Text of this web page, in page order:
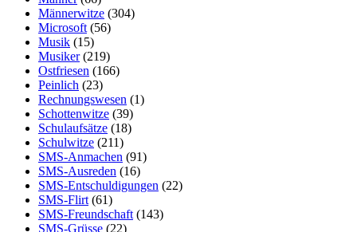
Männerwitze (304)
Microsoft (56)
Musik (15)
Musiker(219)
Ostfriesen (166)
Peinlich (23)
Rechnungswesen (1)
Schottenwitze (39)
Schulaufsätze (18)
Schulwitze (211)
SMS-Anmachen (91)
SMS-Ausreden (16)
SMS-Entschuldigungen (22)
SMS-Flirt (61)
SMS-Freundschaft (143)
SMS-Grüsse (22)